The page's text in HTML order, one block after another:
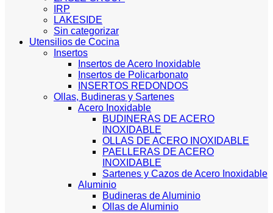
IRP
LAKESIDE
Sin categorizar
Utensilios de Cocina
Insertos
Insertos de Acero Inoxidable
Insertos de Policarbonato
INSERTOS REDONDOS
Ollas, Budineras y Sartenes
Acero Inoxidable
BUDINERAS DE ACERO
INOXIDABLE
OLLAS DE ACERO INOXIDABLE
PAELLERAS DE ACERO
INOXIDABLE
Sartenes y Cazos de Acero Inoxidable
Aluminio
Budineras de Aluminio
Ollas de Aluminio